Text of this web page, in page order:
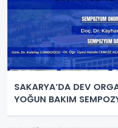
SAKARYA’DA DEV
YOĞUN BAKIM